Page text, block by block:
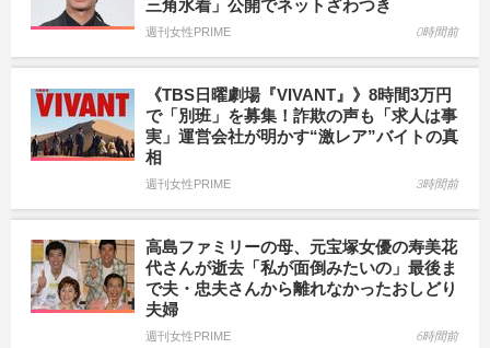
三角水着」公開でネットざわつき
週刊女性PRIME 0時間前
《TBS日曜劇場『VIVANT』》8時間3万円
で「別班」を募集！詐欺の声も「求人は事
実」運営会社が明かす“激レア”バイトの真
相
週刊女性PRIME 3時間前
高島ファミリーの母、元宝塚女優の寿美花
代さんが逝去「私が面倒みたいの」最後ま
で夫・忠夫さんから離れなかったおしどり
夫婦
週刊女性PRIME 6時間前